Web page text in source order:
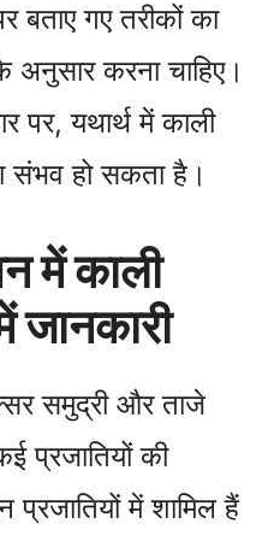
गए तरीकों का
करना चाहिए।
पर, यथार्थ में काली
संभव हो सकता है।
में काली
जानकारी
समुद्री और ताजे
प्रजातियों की
प्रजातियों में शामिल हैं